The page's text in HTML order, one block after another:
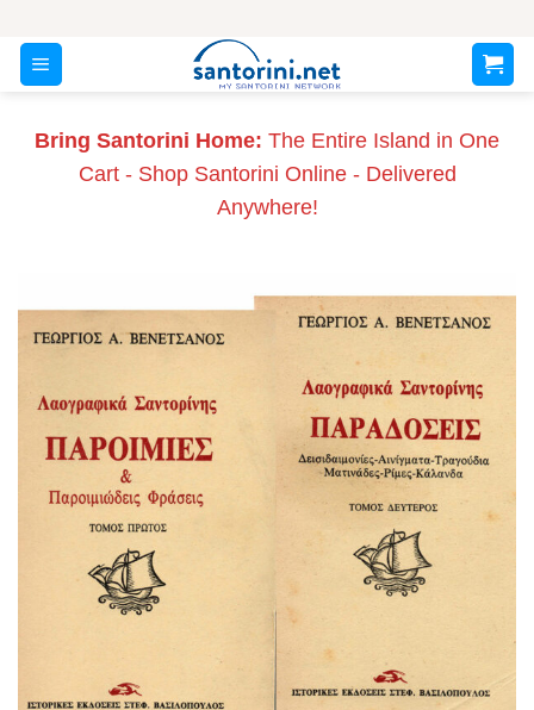
content
Bring Santorini Home: The Entire Island in One
Cart - Shop Santorini Online - Delivered
Anywhere!